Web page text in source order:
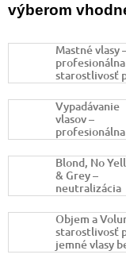
výberom
Mastné vlasy
profesionálna
starostlivosť
reguláciu
Vypadávanie
vlasov –
profesionálna
starostlivosť
posilnenie
Blond, No
& Grey –
neutralizácia
žltých tónov a
starostlivosť
Objem a
starostlivosť
jemné vlasy
objemu